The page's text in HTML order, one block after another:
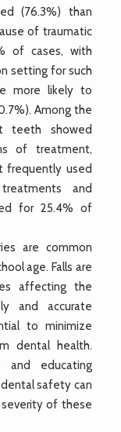
(76.3%) than
of traumatic
of cases, with
setting for such
more likely to
Among the
teeth showed
of treatment,
frequently used
and
for 25.4% of
are common
age. Falls are
affecting the
and accurate
to minimize
dental health.
and educating
safety can
of these